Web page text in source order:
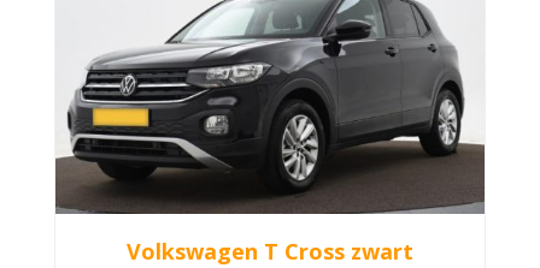
Volkswagen T Cross zwart